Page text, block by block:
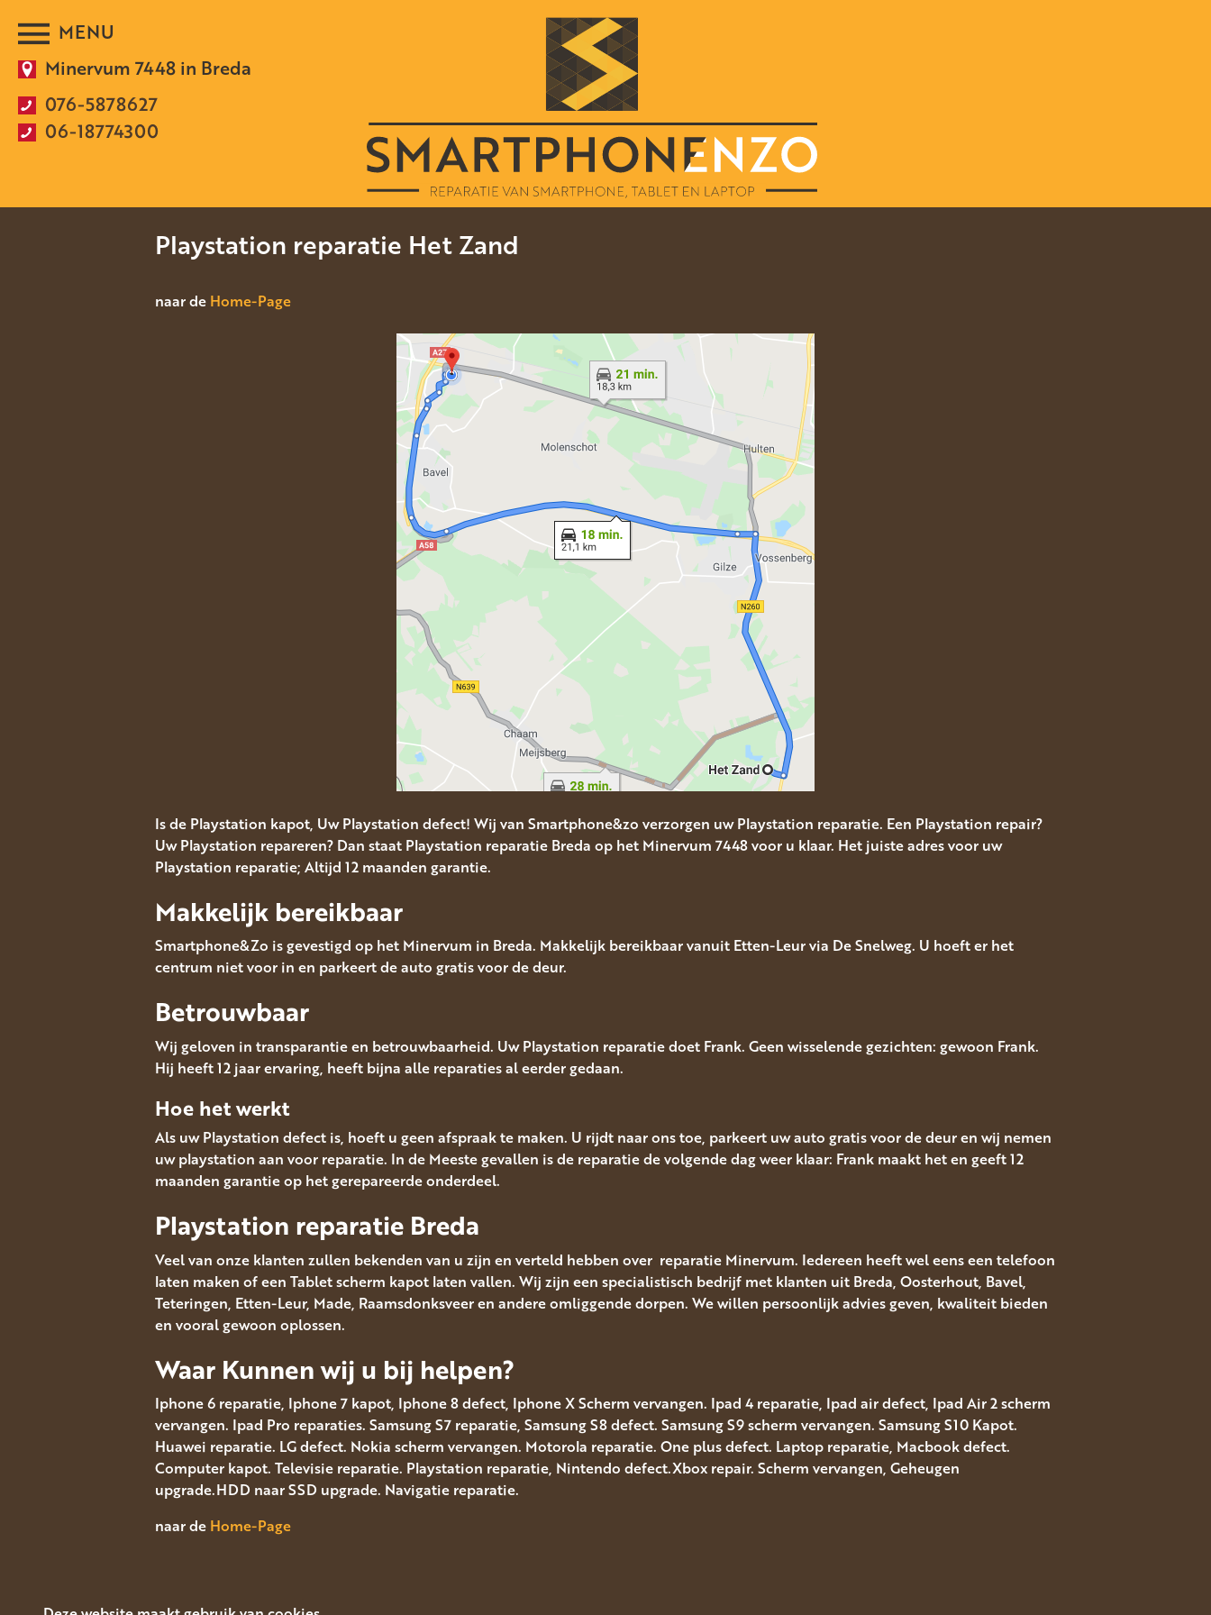
Minervum 7448 in Breda
076-5878627
06-18774300
Playstation reparatie Het Zand
naar de Home-Page
Is de Playstation kapot, Uw Playstation defect! Wij van Smartphone&zo verzorgen uw Playstation reparatie. Een Playstation repair?
Uw Playstation repareren? Dan staat Playstation reparatie Breda op het Minervum 7448 voor u klaar. Het juiste adres voor uw
Playstation reparatie; Altijd 12 maanden garantie.
Makkelijk bereikbaar
Smartphone&Zo is gevestigd op het Minervum in Breda. Makkelijk bereikbaar vanuit Etten-Leur via De Snelweg. U hoeft er het
centrum niet voor in en parkeert de auto gratis voor de deur.
Betrouwbaar
Wij geloven in transparantie en betrouwbaarheid. Uw Playstation reparatie doet Frank. Geen wisselende gezichten: gewoon Frank.
Hij heeft 12 jaar ervaring, heeft bijna alle reparaties al eerder gedaan.
Hoe het werkt
Als uw Playstation defect is, hoeft u geen afspraak te maken. U rijdt naar ons toe, parkeert uw auto gratis voor de deur en wij nemen
uw playstation aan voor reparatie. In de Meeste gevallen is de reparatie de volgende dag weer klaar: Frank maakt het en geeft 12
maanden garantie op het gerepareerde onderdeel.
Playstation reparatie Breda
Veel van onze klanten zullen bekenden van u zijn en verteld hebben over reparatie Minervum. Iedereen heeft wel eens een telefoon
laten maken of een Tablet scherm kapot laten vallen. Wij zijn een specialistisch bedrijf met klanten uit Breda, Oosterhout, Bavel,
Teteringen, Etten-Leur, Made, Raamsdonksveer en andere omliggende dorpen. We willen persoonlijk advies geven, kwaliteit bieden
en vooral gewoon oplossen.
Waar Kunnen wij u bij helpen?
Iphone 6 reparatie, Iphone 7 kapot, Iphone 8 defect, Iphone X Scherm vervangen. Ipad 4 reparatie, Ipad air defect, Ipad Air 2 scherm
vervangen. Ipad Pro reparaties. Samsung S7 reparatie, Samsung S8 defect. Samsung S9 scherm vervangen. Samsung S10 Kapot.
Huawei reparatie. LG defect. Nokia scherm vervangen. Motorola reparatie. One plus defect. Laptop reparatie, Macbook defect.
Computer kapot. Televisie reparatie. Playstation reparatie, Nintendo defect.Xbox repair. Scherm vervangen, Geheugen
upgrade.HDD naar SSD upgrade. Navigatie reparatie.
naar de Home-Page